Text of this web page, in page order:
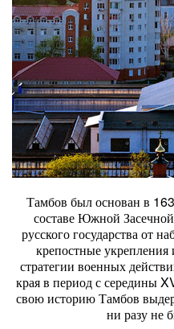
Тамбов был основан в
составе Южной
русского государства от
крепостные
стратегии военных
края в период с середины
свою историю Тамбов
ни разу не